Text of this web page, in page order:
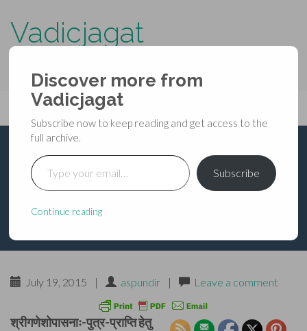
Vadicjagat
Primary
Menu
content
Vadicjagat
श्रीगणेशोपासनाः-पुत्र-
प्राप्ति हेतु
July 19, 2015 | aspundir | Leave a comment
श्रीगणेशोपासनाः-पुत्र-प्राप्ति हेतु
Discover more from
Vadicjagat
Subscribe now to keep reading and get access to the
full archive.
Type your email…
Subscribe
Continue reading